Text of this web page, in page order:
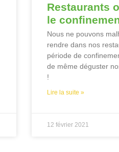
Restaurants
le
Nous ne pouvons
rendre dans nos
période de
de même déguster
!
Lire la suite »
12 février 2021